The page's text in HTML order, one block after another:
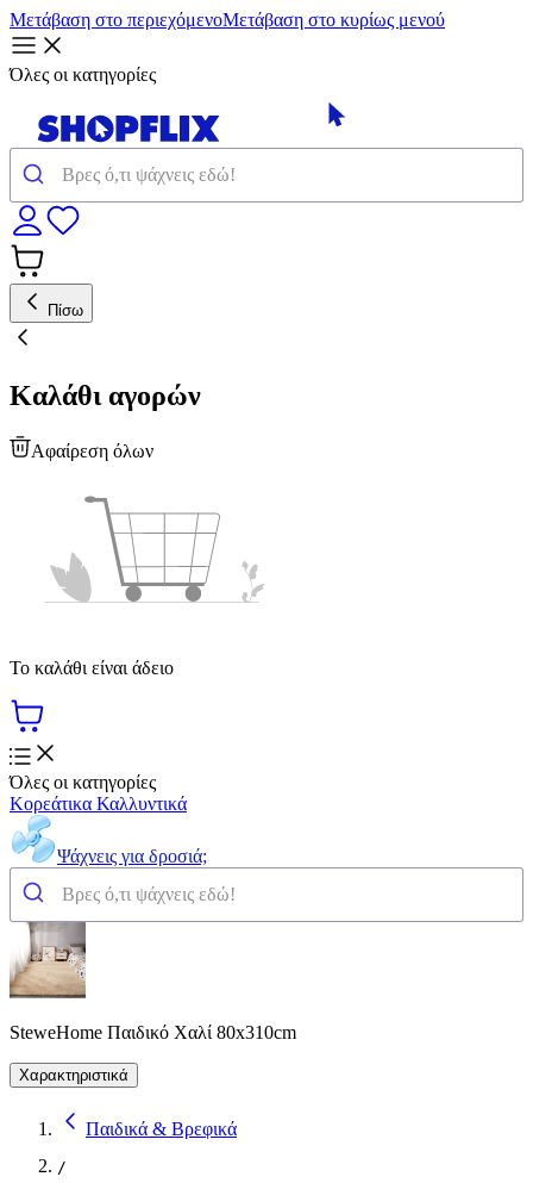
Μετάβαση στο περιεχόμενοΜετάβαση στο κυρίως μενού
Όλες οι κατηγορίες
Πίσω
Καλάθι αγορών
Αφαίρεση όλων
Το καλάθι είναι άδειο
Όλες οι κατηγορίες
Κορεάτικα Καλλυντικά
Ψάχνεις για δροσιά;
SteweHome Παιδικό Χαλί 80x310cm
Χαρακτηριστικά
Παιδικά & Βρεφικά
/